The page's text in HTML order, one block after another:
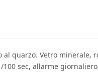
quarzo. Vetro
sec, allarme